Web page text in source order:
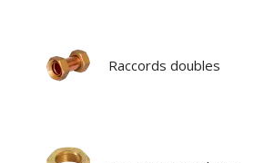
Raccords doubles